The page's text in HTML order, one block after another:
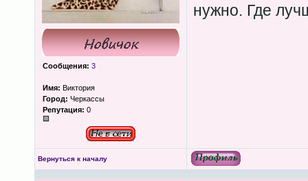
Сообщения: 3
Имя: Виктория
Город: Черкассы
Репутация: 0
нужно. Где
Вернуться к началу